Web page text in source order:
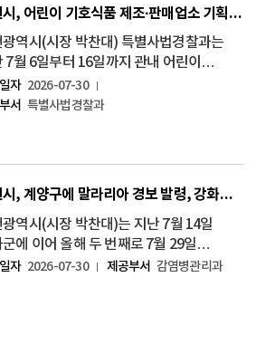
인천시, 어린이 기호식품 제조·판매업소 기획수사…위반 업소 3개소 적발
광역시(시장 박찬대) 특별사법경찰과는
7월 6일부터 16일까지 관내 어린이
품 제조․가공업소 등을 대상으로 특별
실시해 위반 업소 3개소를 적발했다고
자 2026-07-30
서 특별사법경찰과
인천시, 계양구에 말라리아 경보 발령, 강화군 이어 올해 두 번째
광역시(시장 박찬대)는 지난 7월 14일
에 이어 올해 두 번째로 7월 29일
에 말라리아 경보를 발령하고 대응에
자 2026-07-30 제공부서 감염병관리과